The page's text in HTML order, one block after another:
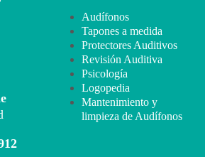
Audífonos
Tapones a medida
Protectores Auditivos
Revisión Auditiva
Psicología
Logopedia
Mantenimiento y
limpieza de Audífonos